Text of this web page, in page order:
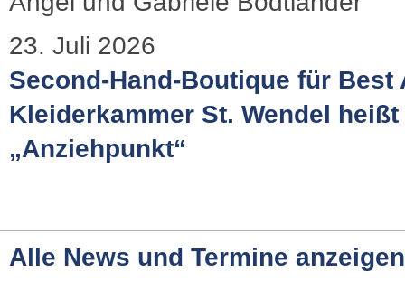
23. Juli 2026
Second-Hand-Boutique für Best
Kleiderkammer St. Wendel
„Anziehpunkt“
Alle News und Termine anzeigen